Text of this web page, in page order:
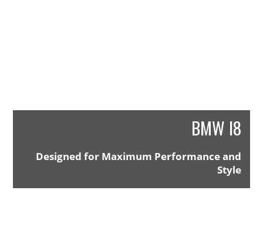
BMW I8
Designed for Maximum Performance and
Style